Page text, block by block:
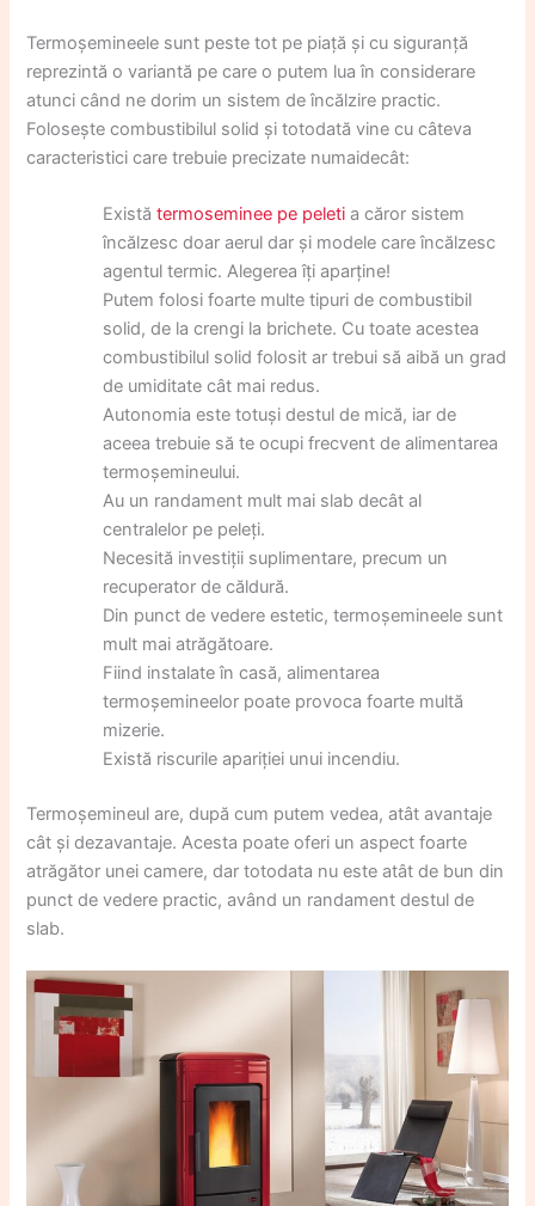
Termoșemineele sunt peste tot pe piață și cu siguranță
reprezintă o variantă pe care o putem lua în considerare
atunci când ne dorim un sistem de încălzire practic.
Folosește combustibilul solid și totodată vine cu câteva
caracteristici care trebuie precizate numaidecât:
Existătermoseminee pe peleti a căror sistem
încălzesc doar aerul dar și modele care încălzesc
agentul termic. Alegerea îți aparține!
Putem folosi foarte multe tipuri de combustibil
solid, de la crengi la brichete. Cu toate acestea
combustibilul solid folosit ar trebui să aibă un grad
de umiditate cât mai redus.
Autonomia este totuși destul de mică, iar de
aceea trebuie să te ocupi frecvent de alimentarea
termoșemineului.
Au un randament mult mai slab decât al
centralelor pe peleți.
Necesită investiții suplimentare, precum un
recuperator de căldură.
Din punct de vedere estetic, termoșemineele sunt
mult mai atrăgătoare.
Fiind instalate în casă, alimentarea
termoșemineelor poate provoca foarte multă
mizerie.
Există riscurile apariției unui incendiu.
Termoșemineul are, după cum putem vedea, atât avantaje
cât și dezavantaje. Acesta poate oferi un aspect foarte
atrăgător unei camere, dar totodata nu este atât de bun din
punct de vedere practic, având un randament destul de
slab.